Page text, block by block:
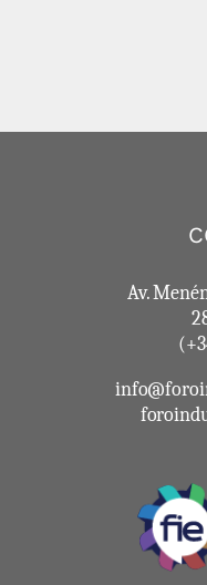
Av.